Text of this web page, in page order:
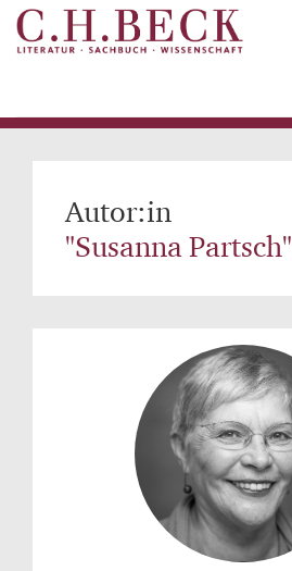
Autor:in
"Susanna Partsch"